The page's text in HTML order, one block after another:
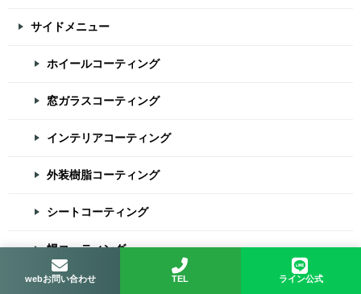
サイドメニュー
ホイールコーティング
窓ガラスコーティング
インテリアコーティング
外装樹脂コーティング
シートコーティング
幌コーティング
ヘッドライトコート
webお問い合わせ TEL ライン公式